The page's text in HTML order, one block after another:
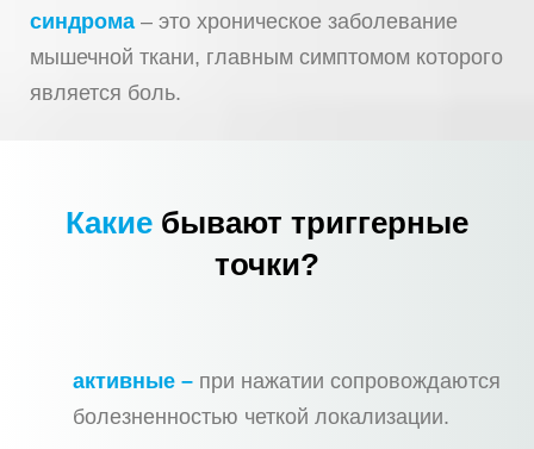
синдрома – это хроническое заболевание
мышечной ткани, главным симптомом которого
является боль.
Какие бывают триггерные
точки?
активные – при нажатии сопровождаются
болезненностью четкой локализации.